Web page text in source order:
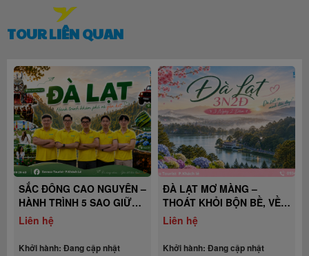
TOUR LIÊN QUAN
–
GIỮA
nhật
ĐÀ LẠT MƠ MÀNG –
THOÁT KHỎI BỘN BỀ, VỀ
Khởi hành: Đang cập nhật
TOUR RETREAT
LÀNH 2N1Đ –
CHẠM LẠI BÌNH
THIÊN NHIÊN
Liên hệ
Khởi hành: Đang cập